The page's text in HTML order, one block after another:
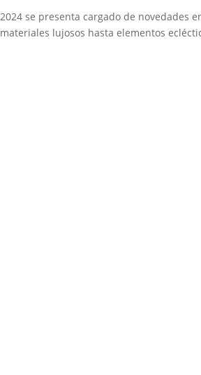
2024 se presenta cargado de novedades
materiales lujosos hasta elementos